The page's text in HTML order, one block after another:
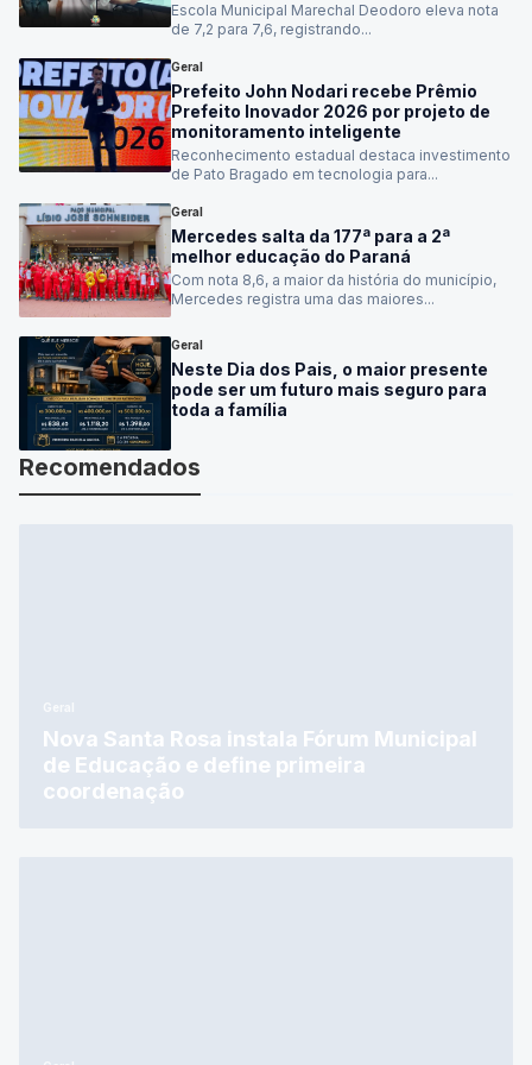
Escola Municipal Marechal Deodoro eleva nota
de 7,2 para 7,6, registrando...
Geral
Prefeito John Nodari recebe Prêmio
Prefeito Inovador 2026 por projeto de
monitoramento inteligente
Reconhecimento estadual destaca investimento
de Pato Bragado em tecnologia para...
Geral
Mercedes salta da 177ª para a 2ª
melhor educação do Paraná
Com nota 8,6, a maior da história do município,
Mercedes registra uma das maiores...
Geral
Neste Dia dos Pais, o maior presente
pode ser um futuro mais seguro para
toda a família
Recomendados
Nova Santa Rosa instala Fórum Municipal
de Educação e define primeira
coordenação